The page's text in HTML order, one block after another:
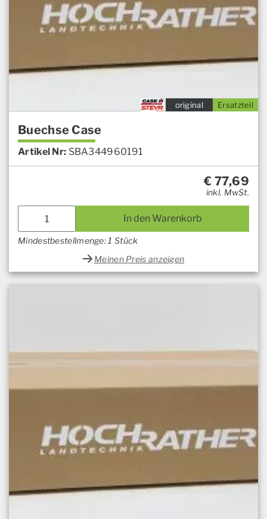
Ersatzteil
original
Buechse Case
Artikel Nr: SBA344960191
€ 77,69
inkl. MwSt.
In den Warenkorb
Mindestbestellmenge: 1 Stück
Meinen Preis anzeigen